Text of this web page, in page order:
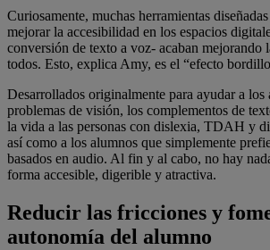
Curiosamente, muchas herramientas
mejorar la accesibilidad en los espacios
conversión de texto a voz- acaban mejorando
todos. Esto, explica Amy, es el “efecto
Desarrollados originalmente para ayudar a los
problemas de visión, los complementos de
la vida a las personas con dislexia, TDAH y
así como a los alumnos que simplemente
basados en audio. Al fin y al cabo, no hay
forma accesible, digerible y atractiva.
Reducir las fricciones y
autonomía del alumno